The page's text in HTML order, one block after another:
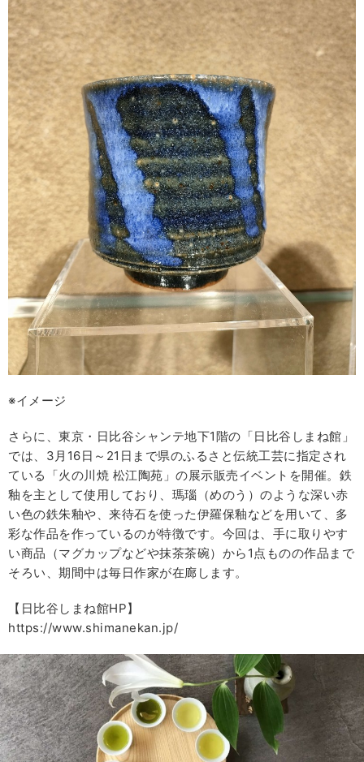
※イメージ
さらに、東京・日比谷シャンテ地下1階の「日比谷しまね館」
では、3月16日～21日まで県のふるさと伝統工芸に指定され
ている「火の川焼 松江陶苑」の展示販売イベントを開催。鉄
釉を主として使用しており、瑪瑙（めのう）のような深い赤
い色の鉄朱釉や、来待石を使った伊羅保釉などを用いて、多
彩な作品を作っているのが特徴です。今回は、手に取りやす
い商品（マグカップなどや抹茶茶碗）から1点ものの作品まで
そろい、期間中は毎日作家が在廊します。
【日比谷しまね館HP】
https://www.shimanekan.jp/